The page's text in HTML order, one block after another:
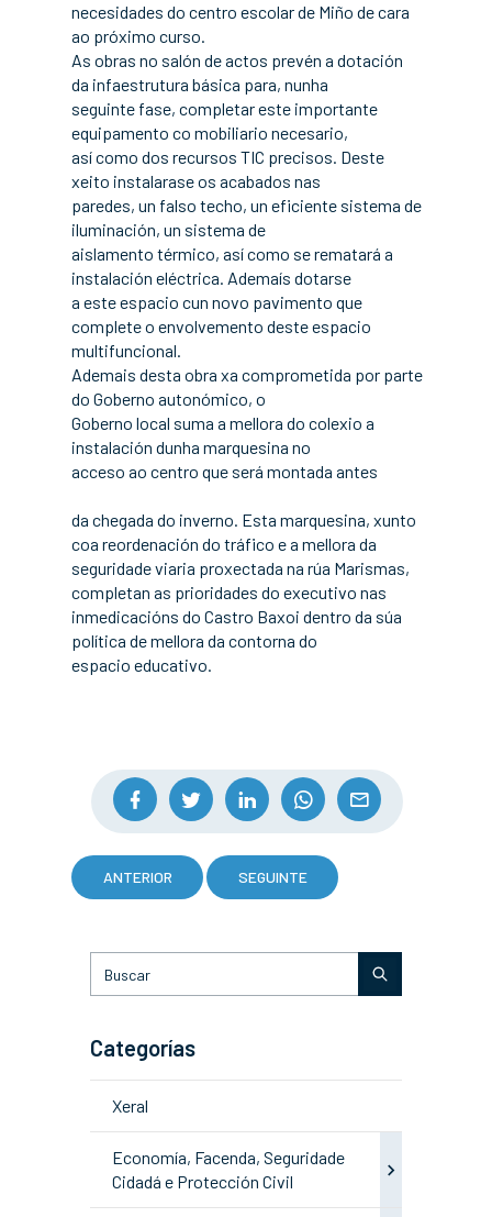
necesidades do centro escolar de Miño de cara
ao próximo curso.
As obras no salón de actos prevén a dotación
da infaestrutura básica para, nunha
seguinte fase, completar este importante
equipamento co mobiliario necesario,
así como dos recursos TIC precisos. Deste
xeito instalarase os acabados nas
paredes, un falso techo, un eficiente sistema de
iluminación, un sistema de
aislamento térmico, así como se rematará a
instalación eléctrica. Ademaís dotarse
a este espacio cun novo pavimento que
complete o envolvemento deste espacio
multifuncional.
Ademais desta obra xa comprometida por parte
do Goberno autonómico, o
Goberno local suma a mellora do colexio a
instalación dunha marquesina no
acceso ao centro que será montada antes
da chegada do inverno. Esta marquesina, xunto
coa reordenación do tráfico e a mellora da
seguridade viaria proxectada na rúa Marismas,
completan as prioridades do executivo nas
inmedicacións do Castro Baxoi dentro da súa
política de mellora da contorna do
espacio educativo.
ANTERIOR SEGUINTE
Categorías
Xeral
Economía, Facenda, Seguridade
Cidadá e Protección Civil